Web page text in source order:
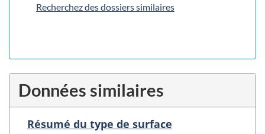
Recherchez des dossiers similaires
Données similaires
Résumé du type de surface